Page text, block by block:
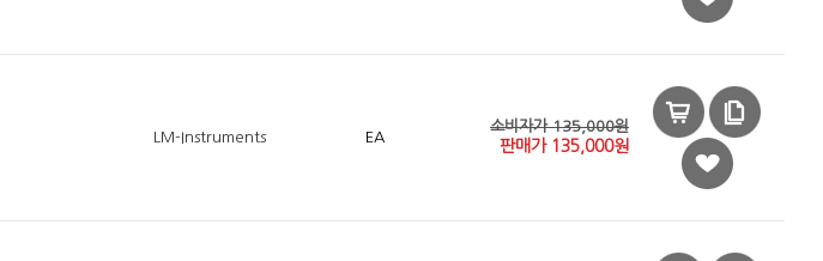
LM-Instruments EA
소비자가 135,000원
판매가 135,000원